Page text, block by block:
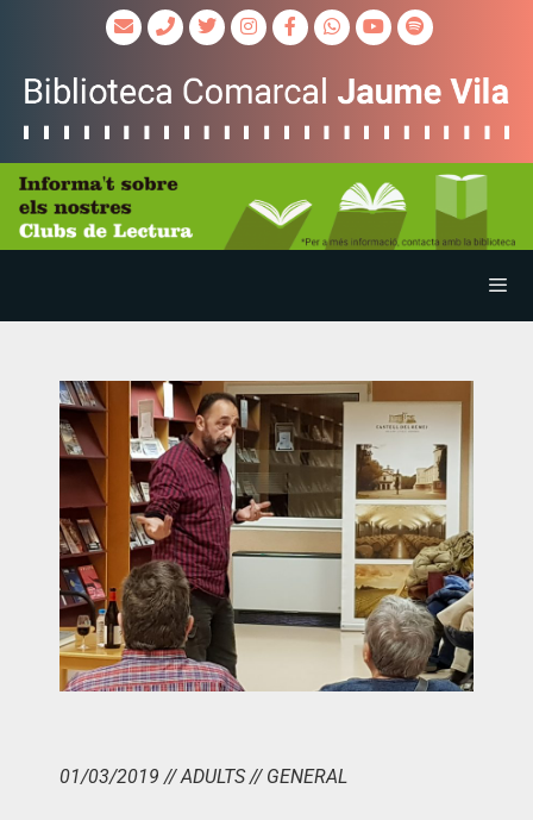
01/03/2019 // ADULTS // GENERAL